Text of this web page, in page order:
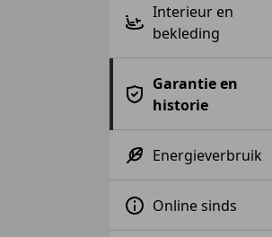
Interieur en
bekleding
Garantie en
historie
Energieverbruik
Online sinds